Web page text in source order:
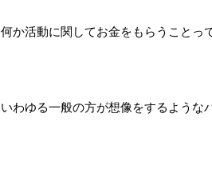
何か活動に関してお金をもらうことっ
いわゆる一般の方が想像をするような